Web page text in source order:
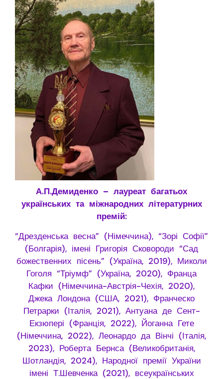
А.П.Демиденко – лауреат багатьох
українських та міжнародних літературних
премій:
“Дрезденська весна” (Німеччина), “Зорі Софії”
(Болгарія), імені Григорія Сковороди “Сад
божественних пісень” (Україна, 2019), Миколи
Гоголя “Тріумф” (Україна, 2020), Франца
Кафки (Німеччина-Австрія-Чехія, 2020),
Джека Лондона (США, 2021), Франческо
Петрарки (Італія, 2021), Антуана де Сент-
Екзюпері (Франція, 2022), Йоганна Гете
(Німеччина, 2022), Леонардо да Вінчі (Італія,
2023), Роберта Бернса (Великобританія,
Шотландія, 2024), Народної премії України
імені Т.Шевченка (2021), всеукраїнських